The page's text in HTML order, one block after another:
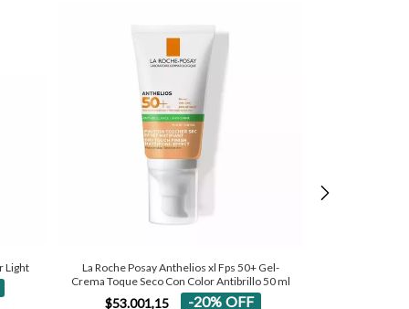
Light
La Roche Posay Anthelios xl Fps 50+ Gel-
Crema Toque Seco Con Color Antibrillo 50 ml
$53.001,15 -20%OFF